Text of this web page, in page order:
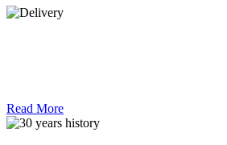
Read More